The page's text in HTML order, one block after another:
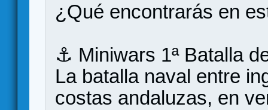
¿Qué encontrarás en
⚓ Miniwars 1ª Batalla
La batalla naval entre
costas andaluzas, en